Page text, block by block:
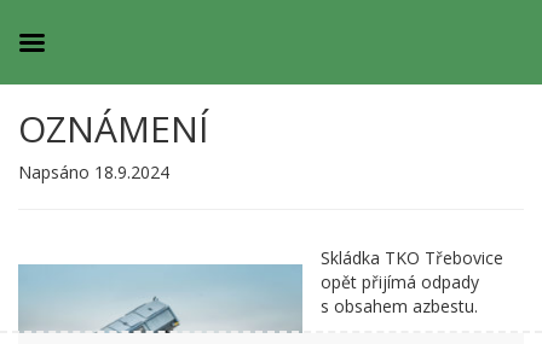
OZNÁMENÍ
Napsáno 18.9.2024
Skládka TKO Třebovice
opět přijímá odpady
s obsahem azbestu.